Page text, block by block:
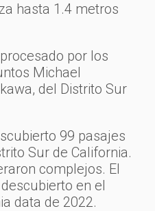
hasta 1.4 metros
por los
Michael
del Distrito Sur
99 pasajes
Sur de California.
complejos. El
en el
data de 2022.